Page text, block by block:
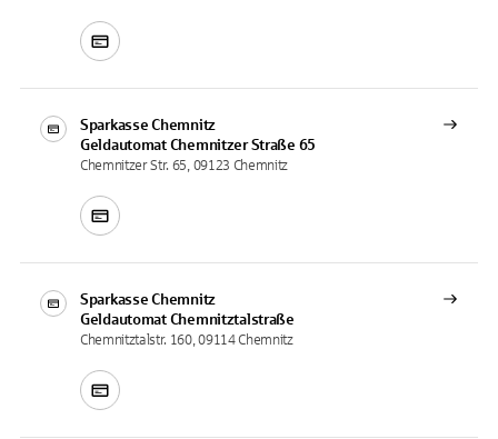
Sparkasse Chemnitz
Geldautomat Chemnitzer Straße 65
Chemnitzer Str. 65, 09123 Chemnitz
Sparkasse Chemnitz
Geldautomat Chemnitztalstraße
Chemnitztalstr. 160, 09114 Chemnitz